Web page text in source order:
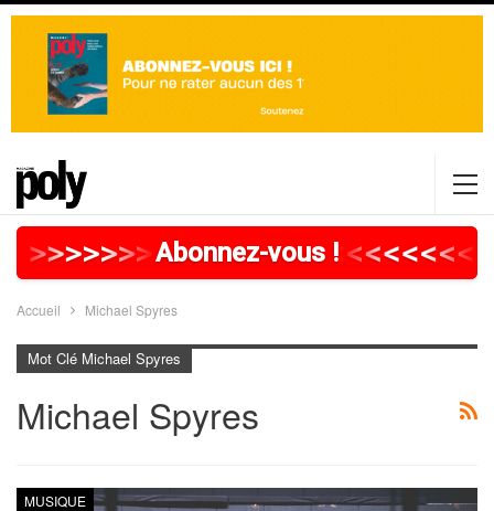
>>>>>>>>>>>>>>>>>
Abonnez-vous !
< <<<<<<<
Accueil Michael Spyres
Mot Clé Michael Spyres
Michael Spyres
MUSIQUE